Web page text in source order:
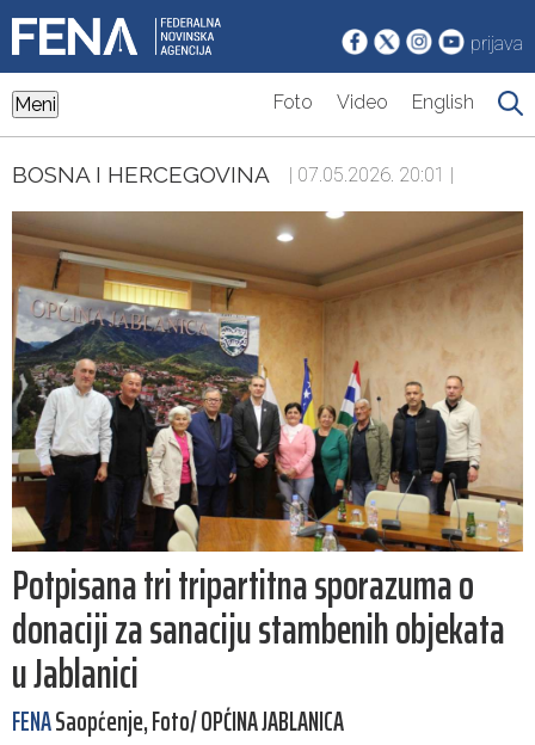
prijava
Meni Foto Video English
BOSNA I HERCEGOVINA | 07.05.2026. 20:01 |
Potpisana tri tripartitna sporazuma o
donaciji za sanaciju stambenih objekata
u Jablanici
FENASaopćenje, Foto/ OPĆINA JABLANICA